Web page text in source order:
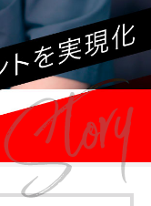
#スタッフが語る
ポリシー